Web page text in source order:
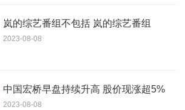
岚的综艺番组不包括 岚的综艺番组
2023-08-08
中国宏桥早盘持续升高 股价现涨超5%
2023-08-08